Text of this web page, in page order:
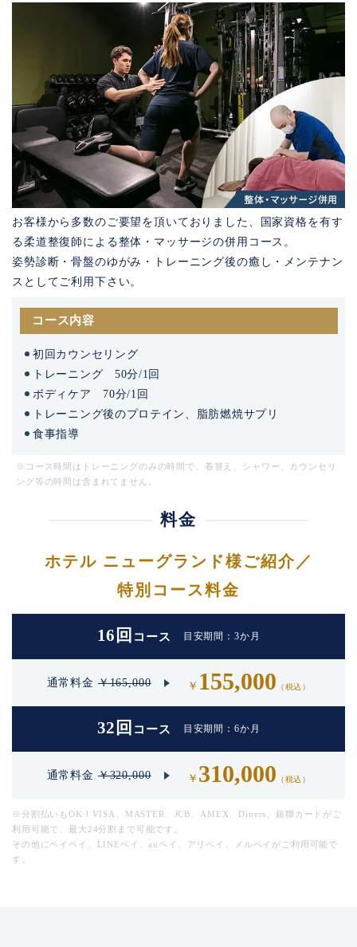
お客様から多数のご要望を頂いておりました、国家資格を有す
る柔道整復師による整体・マッサージの併用コース。
姿勢診断・骨盤のゆがみ・トレーニング後の癒し・メンテナン
スとしてご利用下さい。
コース内容
初回カウンセリング
トレーニング 50分/1回
ボディケア 70分/1回
トレーニング後のプロテイン、脂肪燃焼サプリ
食事指導
※コース時間はトレーニングのみの時間で、着替え、シャワー、カウンセリ
ング等の時間は含まれてません。
料金
ホテル ニューグランド様ご紹介／
特別コース料金
16回 コース 目安期間：3か月
通常料金￥165,000 ￥ 155,000 （税込）
32回 コース 目安期間：6か月
通常料金￥320,000 ￥ 310,000 （税込）
※分割払いもOK！VISA、MASTER、JCB、AMEX、Diners、銀聯カードがご
利用可能で、最大24分割まで可能です。
その他にペイペイ、LINEペイ、auペイ、アリペイ、メルペイがご利用可能で
す。